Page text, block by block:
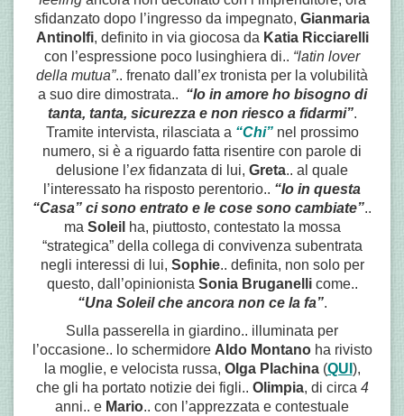
sfidanzato dopo l’ingresso da impegnato, Gianmaria
Antinolfi, definito in via giocosa da Katia Ricciarelli
con l’espressione poco lusinghiera di.. “latin lover
della mutua”.. frenato dall’extronista per la volubilità
a suo dire dimostrata.. “Io in amore ho bisogno di
tanta, tanta, sicurezza e non riesco a fidarmi”.
Tramite intervista, rilasciata a “Chi”nel prossimo
numero, si è a riguardo fatta risentire con parole di
delusione l’exfidanzata di lui, Greta.. al quale
l’interessato ha risposto perentorio.. “Io in questa
“Casa” ci sono entrato e le cose sono cambiate”..
ma Soleil ha, piuttosto, contestato la mossa
“strategica” della collega di convivenza subentrata
negli interessi di lui, Sophie.. definita, non solo per
questo, dall’opinionista Sonia Bruganelli come..
“Una Soleil che ancora non ce la fa”.
Sulla passerella in giardino.. illuminata per
l’occasione.. lo schermidore Aldo Montanoha rivisto
la moglie, e velocista russa, Olga Plachina(QUI ),
che gli ha portato notizie dei figli.. Olimpia, di circa 4
anni.. e Mario.. con l’apprezzata e contestuale